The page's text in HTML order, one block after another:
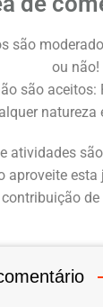
são
ou não!
são aceitos:
atividades
aproveite